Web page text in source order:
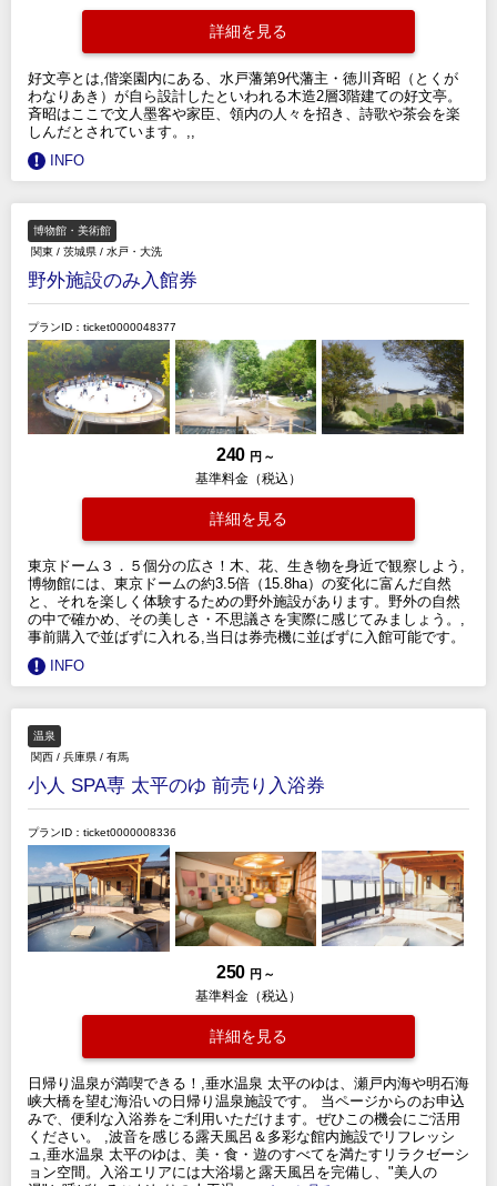
詳細を見る
好文亭とは,偕楽園内にある、水戸藩第9代藩主・徳川斉昭（とくが
わなりあき）が自ら設計したといわれる木造2層3階建ての好文亭。
斉昭はここで文人墨客や家臣、領内の人々を招き、詩歌や茶会を楽
しんだとされています。,,
INFO
博物館・美術館
関東 / 茨城県 / 水戸・大洗
野外施設のみ入館券
プランID：ticket0000048377
240 円 ～
基準料金（税込）
詳細を見る
東京ドーム３．５個分の広さ！木、花、生き物を身近で観察しよう,
博物館には、東京ドームの約3.5倍（15.8ha）の変化に富んだ自然
と、それを楽しく体験するための野外施設があります。野外の自然
の中で確かめ、その美しさ・不思議さを実際に感じてみましょう。,
事前購入で並ばずに入れる,当日は券売機に並ばずに入館可能です。
INFO
温泉
関西 / 兵庫県 / 有馬
小人 SPA専 太平のゆ 前売り入浴券
プランID：ticket0000008336
250 円 ～
基準料金（税込）
詳細を見る
日帰り温泉が満喫できる！,垂水温泉 太平のゆは、瀬戸内海や明石海
峡大橋を望む海沿いの日帰り温泉施設です。 当ページからのお申込
みで、便利な入浴券をご利用いただけます。ぜひこの機会にご活用
ください。 ,波音を感じる露天風呂＆多彩な館内施設でリフレッシ
ュ,垂水温泉 太平のゆは、美・食・遊のすべてを満たすリラクゼーシ
ョン空間。入浴エリアには大浴場と露天風呂を完備し、"美人の